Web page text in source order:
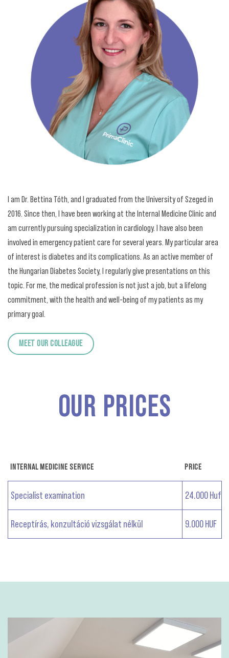
I am Dr. Bettina Tóth, and I graduated from the University of Szeged in
2016. Since then, I have been working at the Internal Medicine Clinic and
am currently pursuing specialization in cardiology. I have also been
involved in emergency patient care for several years. My particular area
of interest is diabetes and its complications. As an active member of
the Hungarian Diabetes Society, I regularly give presentations on this
topic. For me, the medical profession is not just a job, but a lifelong
commitment, with the health and well-being of my patients as my
primary goal.
MEET OUR COLLEAGUE
OUR PRICES
INTERNAL MEDICINE SERVICE PRICE
Specialist examination 24.000 Huf
Receptírás, konzultáció vizsgálat nélkül 9.000 HUF